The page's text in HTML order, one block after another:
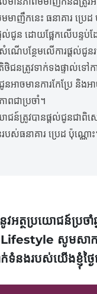
មាញឹកនេះ ធនាគារ ប្រេដ
តល់ជូន ដោយផ្អែកលើបន្ទប់
ណើបន្ថែមលើការផ្តល់ជូន
ថិជនត្រូវទាក់ទងផ្ទាល់ទៅ
នអាចមានការកែប្រែ និងអា
ាពជាប្រចាំ។
ោជន៍ត្រូវបានផ្តល់ជូនជាពិ
បស់ធនាគារ ប្រេដ ប៉ុណ្ណោះ
វអត្ថប្រយោជន៍ប្រចាំ
សូមសាកសួ
ទំនងរបស់យើងខ្ញុំថ្ងៃ